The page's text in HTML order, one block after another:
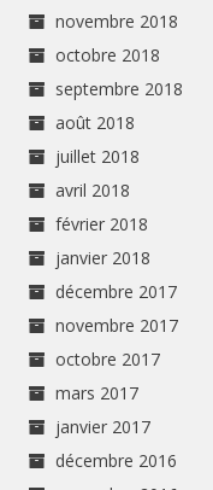
novembre 2018
octobre 2018
septembre 2018
août 2018
juillet 2018
avril 2018
février 2018
janvier 2018
décembre 2017
novembre 2017
octobre 2017
mars 2017
janvier 2017
décembre 2016